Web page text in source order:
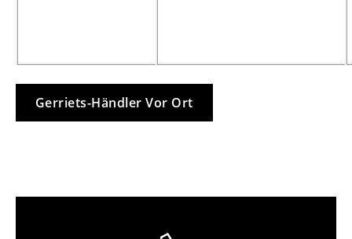
Gerriets-Händler Vor Ort